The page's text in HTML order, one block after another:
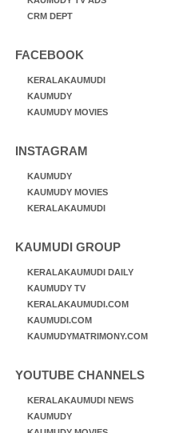
CRM DEPT
FACEBOOK
KERALAKAUMUDI
KAUMUDY
KAUMUDY MOVIES
INSTAGRAM
KAUMUDY
KAUMUDY MOVIES
KERALAKAUMUDI
KAUMUDI GROUP
KERALAKAUMUDI DAILY
KAUMUDY TV
KERALAKAUMUDI.COM
KAUMUDI.COM
KAUMUDYMATRIMONY.COM
YOUTUBE CHANNELS
KERALAKAUMUDI NEWS
KAUMUDY